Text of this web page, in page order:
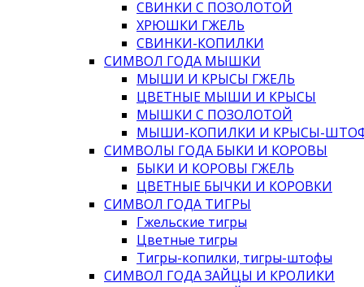
СВИНКИ С ПОЗОЛОТОЙ
ХРЮШКИ ГЖЕЛЬ
СВИНКИ-КОПИЛКИ
СИМВОЛ ГОДА МЫШКИ
МЫШИ И КРЫСЫ ГЖЕЛЬ
ЦВЕТНЫЕ МЫШИ И КРЫСЫ
МЫШКИ С ПОЗОЛОТОЙ
МЫШИ-КОПИЛКИ И КРЫСЫ-
СИМВОЛЫ ГОДА БЫКИ И КОРОВЫ
БЫКИ И КОРОВЫ ГЖЕЛЬ
ЦВЕТНЫЕ БЫЧКИ И КОРОВКИ
СИМВОЛ ГОДА ТИГРЫ
Гжельские тигры
Цветные тигры
Тигры-копилки, тигры-штофы
СИМВОЛ ГОДА ЗАЙЦЫ И КРОЛИКИ